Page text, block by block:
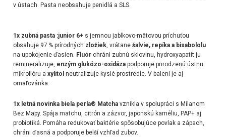
v ústach. Pasta neobsahuje penidlá a SLS.
1x zubná pasta :junior 6+s jemnou jablkovo-mätovou príchuťou
obsahuje 97 % prírodných zložiek, vrátane šalvie, repíka a bisabololu
na upokojenie ďasien. Fluórchráni zubnú sklovinu, hydroxyapatit ju
remineralizuje, enzým glukózo-oxidázapodporuje prirodzenú ústnu
mikroflóru a xylitol neutralizuje kyslé prostredie. V balení je aj
omaľovánka.
1x letná novinka biela perla® Matchavznikla v spolupráci s Milanom
Bez Mapy. Spája matchu, citrón a zázvor, japonskú kaméliu, PAP+ aj
probiotiká. Pomáha redukovať baktérie spôsobujúce povlak a zápach,
chráni ďasná a podporuje belší vzhľad zubov.